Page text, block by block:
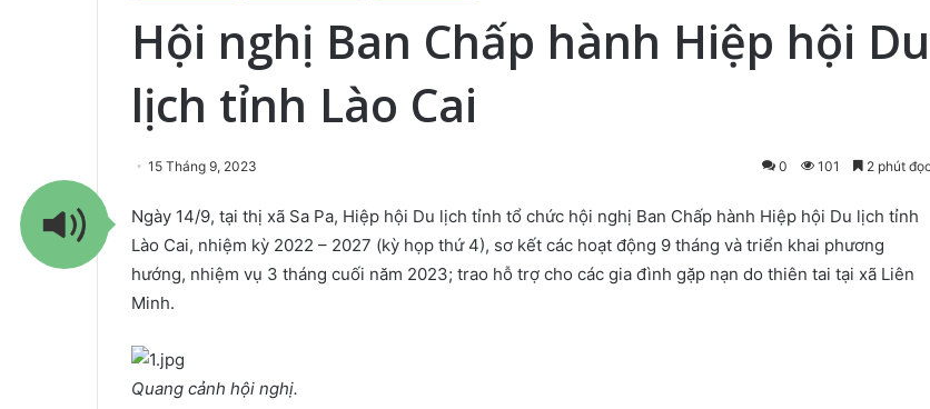
Hội nghị Ban Chấp hành Hiệp hội Du
lịch tỉnh Lào Cai
15 Tháng 9, 2023 0 101 2 phút đọc
Ngày 14/9, tại thị xã Sa Pa, Hiệp hội Du lịch tỉnh tổ chức hội nghị Ban Chấp hành Hiệp hội Du lịch tỉnh
Lào Cai, nhiệm kỳ 2022 – 2027 (kỳ họp thứ 4), sơ kết các hoạt động 9 tháng và triển khai phương
hướng, nhiệm vụ 3 tháng cuối năm 2023; trao hỗ trợ cho các gia đình gặp nạn do thiên tai tại xã Liên
Minh.
Quang cảnh hội nghị.